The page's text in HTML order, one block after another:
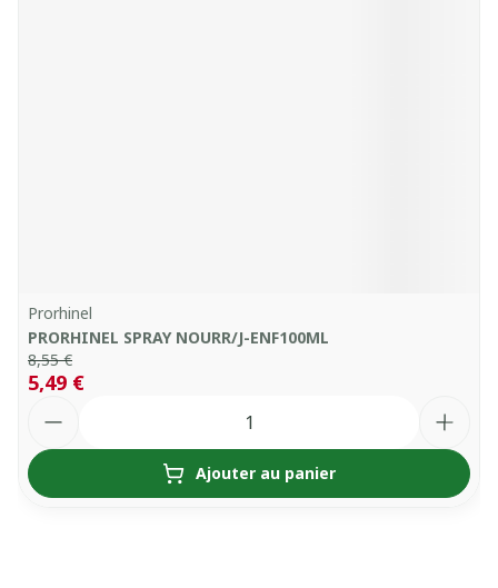
Prorhinel
PRORHINEL SPRAY NOURR/J-ENF100ML
8,55 €
5,49 €
Ajouter au panier